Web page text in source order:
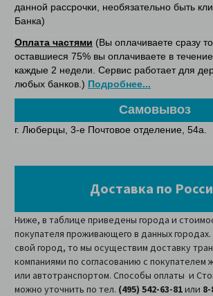
данной рассрочки, необязательно быть
Банка)
Оплата частями (Вы оплачиваете сразу
оставшиеся 75% вы оплачиваете в
каждые 2 недели. Сервис работает для
любых банков.) Подробнее...
Самовывоз
г. Люберцы, 3-е Почтовое отделение, 54а.
Доставка по
Ниже, в таблице приведены города и
покупателя проживающего в данных
свой город, то мы осуществим доставку
компаниями по согласованию с
или автотранспортом. Способы оплаты и
можно уточнить по тел. (495) 542-63-81или